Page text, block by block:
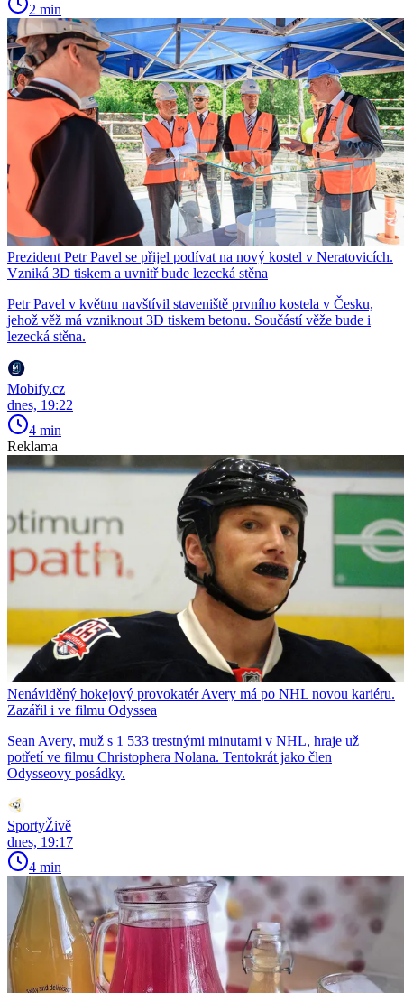
2 min
Prezident Petr Pavel se přijel podívat na nový kostel v Neratovicích.
Vzniká 3D tiskem a uvnitř bude lezecká stěna
Petr Pavel v květnu navštívil staveniště prvního kostela v Česku,
jehož věž má vzniknout 3D tiskem betonu. Součástí věže bude i
lezecká stěna.
Mobify.cz
dnes, 19:22
4 min
Reklama
Nenáviděný hokejový provokatér Avery má po NHL novou kariéru.
Zazářil i ve filmu Odyssea
Sean Avery, muž s 1 533 trestnými minutami v NHL, hraje už
potřetí ve filmu Christophera Nolana. Tentokrát jako člen
Odysseovy posádky.
SportyŽivě
dnes, 19:17
4 min